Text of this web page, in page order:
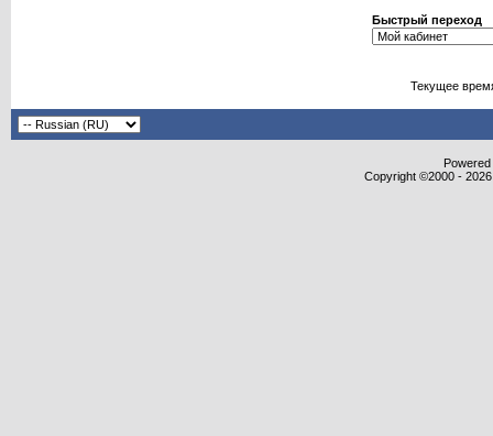
Быстрый переход
Текущее
Copyright ©2000 -